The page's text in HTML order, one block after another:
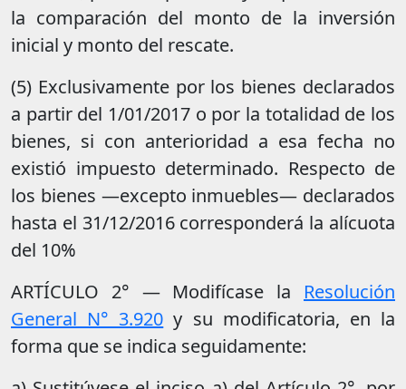
la comparación del monto de la inversión
inicial y monto del rescate.
(5) Exclusivamente por los bienes declarados
a partir del 1/01/2017 o por la totalidad de los
bienes, si con anterioridad a esa fecha no
existió impuesto determinado. Respecto de
los bienes —excepto inmuebles— declarados
hasta el 31/12/2016 corresponderá la alícuota
del 10%
ARTÍCULO 2° — Modifícase la Resolución
General N° 3.920 y su modificatoria, en la
forma que se indica seguidamente: